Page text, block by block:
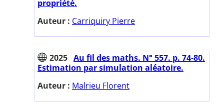
propriété.
Auteur : Carriquiry Pierre
2025 Au fil des maths. N° 557. p. 74-80.
Estimation par simulation aléatoire.
Auteur : Malrieu Florent